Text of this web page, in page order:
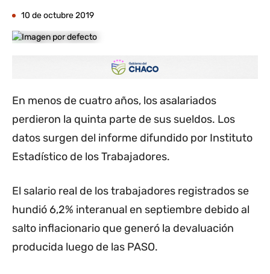
10 de octubre 2019
En menos de cuatro años, los asalariados
perdieron la quinta parte de sus sueldos. Los
datos surgen del informe difundido por Instituto
Estadístico de los Trabajadores.
El salario real de los trabajadores registrados se
hundió 6,2% interanual en septiembre debido al
salto inflacionario que generó la devaluación
producida luego de las PASO.